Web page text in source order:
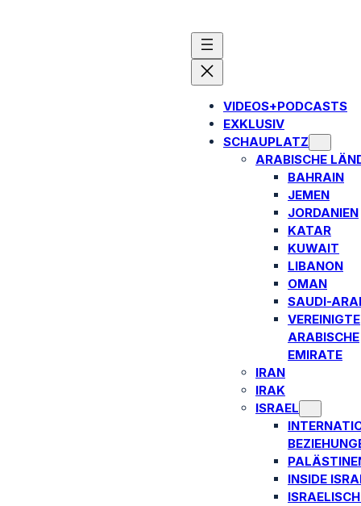
VIDEOS+PODCASTS
EXKLUSIV
SCHAUPLATZ
ARABISCHE
BAHRAIN
JEMEN
JORDANIEN
KATAR
KUWAIT
LIBANON
OMAN
SAUDI-
VEREINIGTE
ARABISCHE
EMIRATE
IRAN
IRAK
ISRAEL
INSIDE